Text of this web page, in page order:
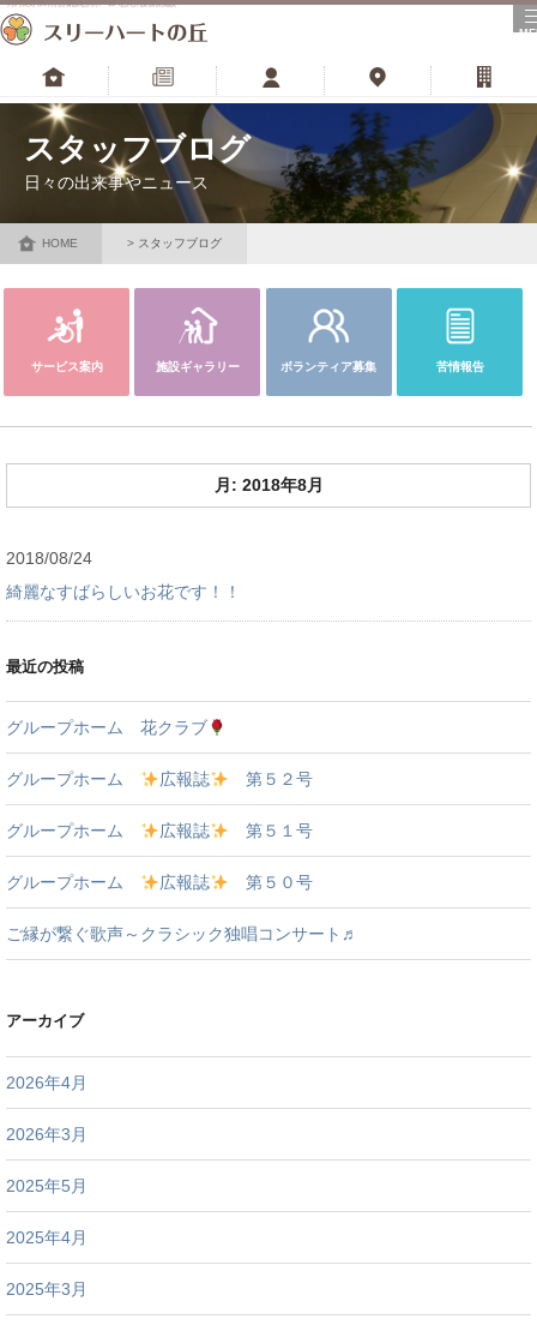
トップ 更新情報 スタッフ アクセス 財団サイト
スタッフブログ
日々の出来事やニュース
HOME スタッフブログ
サービス案内 施設ギャラリー ボランティア募集 苦情報告
月: 2018年8月
2018/08/24
綺麗なすばらしいお花です！！
最近の投稿
グループホーム 花クラブ
グループホーム 広報誌 第５２号
グループホーム 広報誌 第５１号
グループホーム 広報誌 第５０号
ご縁が繋ぐ歌声～クラシック独唱コンサート♬
アーカイブ
2026年4月
2026年3月
2025年5月
2025年4月
2025年3月